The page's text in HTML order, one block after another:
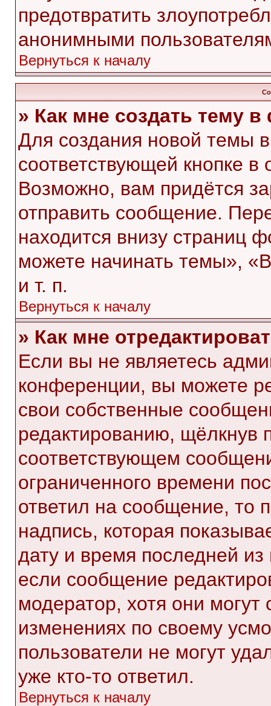
предотвратить
анонимными
Вернуться к началу
» Как мне создать тему
Для создания новой темы
соответствующей кнопке
Возможно, вам придётся
отправить сообщение.
находится внизу
можете начинать темы»,
и т. п.
Вернуться к началу
» Как мне
Если вы не являетесь
конференции, вы можете
свои собственные
редактированию, щёлкнув
соответствующем
ограниченного времени
ответил на сообщение, то
надпись, которая
дату и время последней
если сообщение
модератор, хотя они
изменениях по своему
пользователи не могут
уже кто-то ответил.
Вернуться к началу